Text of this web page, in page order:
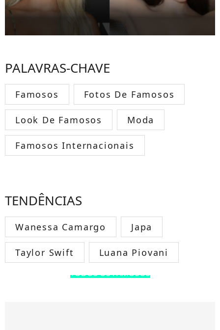
PALAVRAS-CHAVE
Famosos Fotos De Famosos
Look De Famosos Moda
Famosos Internacionais
TENDÊNCIAS
Wanessa Camargo Japa
Taylor Swift Luana Piovani
TODOS OS FAMOSOS